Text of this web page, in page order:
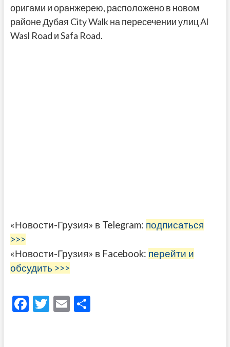
оригами и оранжерею, расположено в новом
районе Дубая City Walk на пересечении улиц Al
Wasl Road и Safa Road.
«Новости-Грузия» в Telegram: подписаться
>>>
«Новости-Грузия» в Facebook: перейти и
обсудить >>>
F T E О